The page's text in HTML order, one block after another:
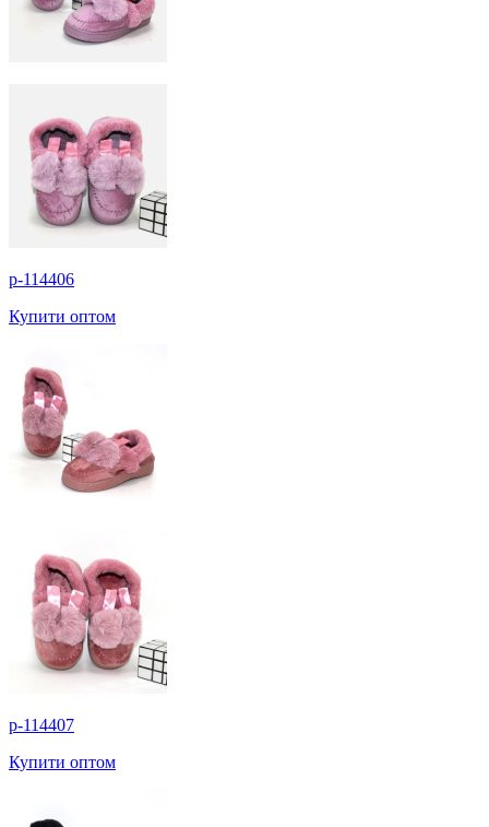
p-114406
Купити оптом
p-114407
Купити оптом